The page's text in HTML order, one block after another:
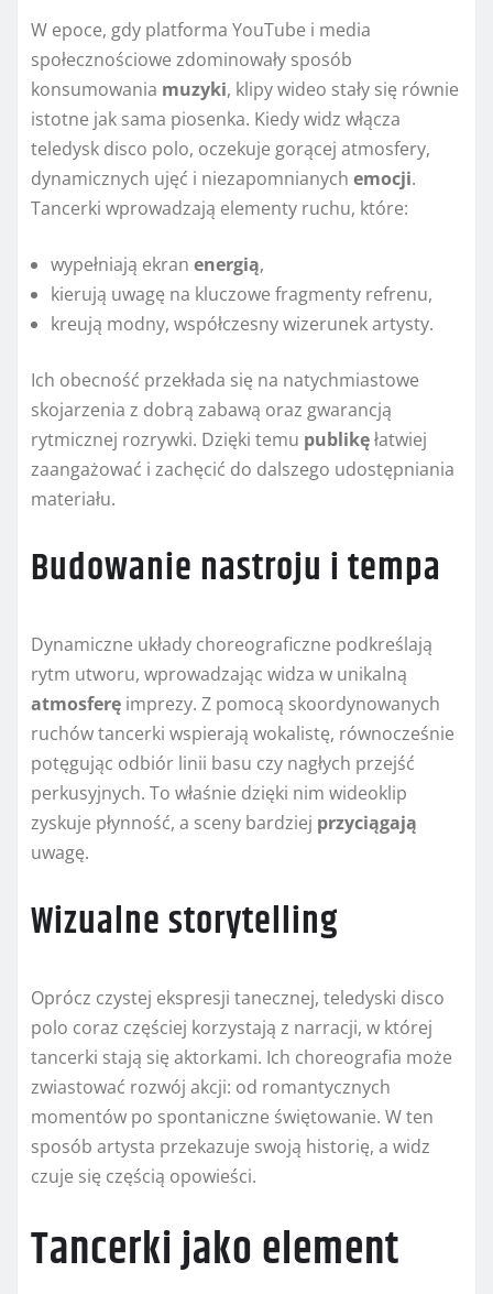
W epoce, gdy platforma YouTube i media
społecznościowe zdominowały sposób
konsumowania muzyki, klipy wideo stały się równie
istotne jak sama piosenka. Kiedy widz włącza
teledysk disco polo, oczekuje gorącej atmosfery,
dynamicznych ujęć i niezapomnianych emocji.
Tancerki wprowadzają elementy ruchu, które:
wypełniają ekran energią,
kierują uwagę na kluczowe fragmenty refrenu,
kreują modny, współczesny wizerunek artysty.
Ich obecność przekłada się na natychmiastowe
skojarzenia z dobrą zabawą oraz gwarancją
rytmicznej rozrywki. Dzięki temu publikęłatwiej
zaangażować i zachęcić do dalszego udostępniania
materiału.
Budowanie nastroju i tempa
Dynamiczne układy choreograficzne podkreślają
rytm utworu, wprowadzając widza w unikalną
atmosferę imprezy. Z pomocą skoordynowanych
ruchów tancerki wspierają wokalistę, równocześnie
potęgując odbiór linii basu czy nagłych przejść
perkusyjnych. To właśnie dzięki nim wideoklip
zyskuje płynność, a sceny bardziej przyciągają
uwagę.
Wizualne storytelling
Oprócz czystej ekspresji tanecznej, teledyski disco
polo coraz częściej korzystają z narracji, w której
tancerki stają się aktorkami. Ich choreografia może
zwiastować rozwój akcji: od romantycznych
momentów po spontaniczne świętowanie. W ten
sposób artysta przekazuje swoją historię, a widz
czuje się częścią opowieści.
Tancerki jako element